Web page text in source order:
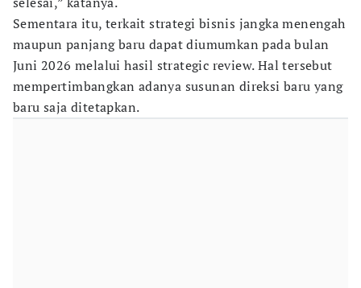
Sementara itu, terkait strategi bisnis jangka menengah
maupun panjang baru dapat diumumkan pada bulan
Juni 2026 melalui hasil strategic review. Hal tersebut
mempertimbangkan adanya susunan direksi baru yang
baru saja ditetapkan.